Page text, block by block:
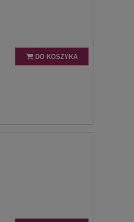
DO KOSZYKA